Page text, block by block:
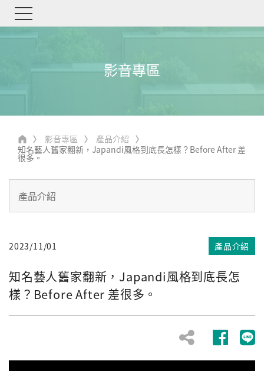
影音專區
影音專區
產品介紹
知名藝人舊家翻新，Japandi風格到底長怎樣？Before After 差
很多。
2023/11/01 產品介紹
知名藝人舊家翻新，Japandi風格到底長怎
樣？Before After 差很多。